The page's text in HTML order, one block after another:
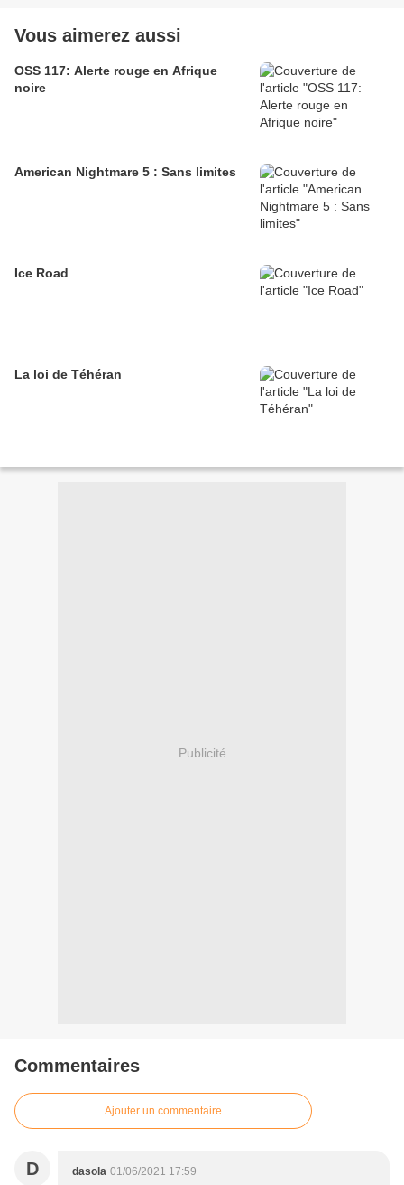
Vous aimerez aussi
OSS 117: Alerte rouge en Afrique
noire
American Nightmare 5 : Sans limites
Ice Road
La loi de Téhéran
Publicité
Commentaires
Ajouter un commentaire
D dasola 01/06/2021 17:59